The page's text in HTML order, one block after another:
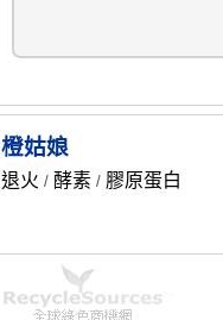
橙姑娘
退火 / 酵素/ 膠原蛋白